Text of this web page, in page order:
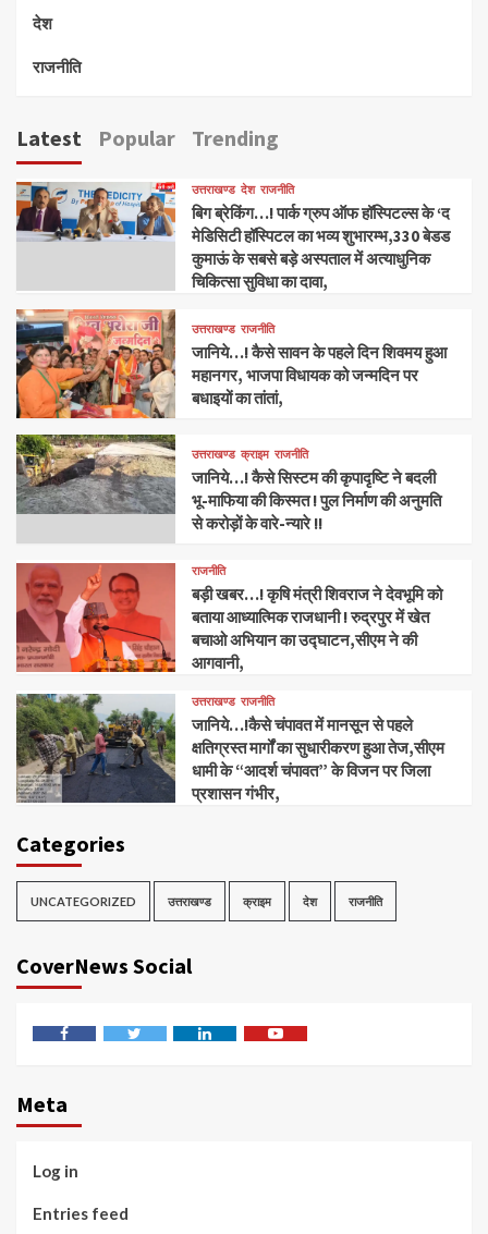
देश
राजनीति
Latest Popular Trending
उत्तराखण्ड देश राजनीति
बिग ब्रेकिंग…! पार्क ग्रुप ऑफ हॉस्पिटल्स के ‘द
मेडिसिटी हॉस्पिटल का भव्य शुभारम्भ,330 बेडड
कुमाऊं के सबसे बड़े अस्पताल में अत्याधुनिक
चिकित्सा सुविधा का दावा,
उत्तराखण्ड राजनीति
जानिये…! कैसे सावन के पहले दिन शिवमय हुआ
महानगर, भाजपा विधायक को जन्मदिन पर
बधाइयों का तांतां,
उत्तराखण्ड क्राइम राजनीति
जानिये…! कैसे सिस्टम की कृपादृष्टि ने बदली
भू-माफिया की किस्मत ! पुल निर्माण की अनुमति
से करोड़ों के वारे-न्यारे !!
राजनीति
बड़ी खबर…! कृषि मंत्री शिवराज ने देवभूमि को
बताया आध्यात्मिक राजधानी ! रुद्रपुर में खेत
बचाओ अभियान का उद्घाटन,सीएम ने की
आगवानी,
उत्तराखण्ड राजनीति
जानिये…!कैसे चंपावत में मानसून से पहले
क्षतिग्रस्त मार्गों का सुधारीकरण हुआ तेज,सीएम
धामी के “आदर्श चंपावत” के विजन पर जिला
प्रशासन गंभीर,
Categories
UNCATEGORIZED उत्तराखण्ड क्राइम देश राजनीति
CoverNews Social
Meta
Log in
Entries feed